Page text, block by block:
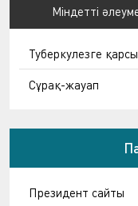
Міндетті
Туберкулезге
Сұрақ-жауап
Президент сайты